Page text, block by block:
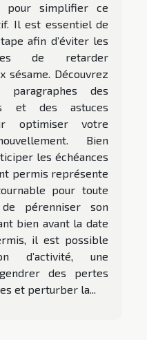
pour simplifier ce
Il est essentiel de
afin d’éviter les
de retarder
sésame. Découvrez
des
et des astuces
optimiser votre
Bien
les échéances
permis représente
pour toute
pérenniser son
bien avant la date
il est possible
d’activité, une
des pertes
et perturber la...